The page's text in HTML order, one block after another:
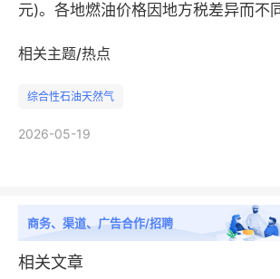
元)。各地燃油价格因地方税差异而不同
相关主题/热点
综合性石油天然气
2026-05-19
商务、渠道、广告合作/招聘
相关文章